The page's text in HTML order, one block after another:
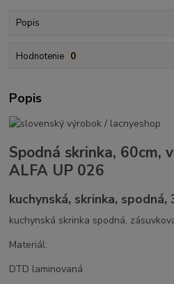
Popis
Hodnotenie 0
Popis
Spodná skrinka, 60cm,
ALFA UP 026
kuchynská, skrinka, spodná,
kuchynská skrinka spodná,
Materiál:
DTD laminovaná